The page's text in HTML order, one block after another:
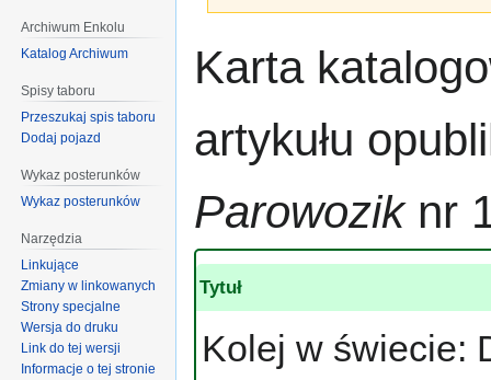
do
do
Karta
artykułu
Parowoziknr
Tytuł
Kolej w świecie:
Archiwum Enkolu
Katalog Archiwum
Spisy taboru
Przeszukaj spis taboru
Dodaj pojazd
Wykaz posterunków
Wykaz posterunków
Narzędzia
Linkujące
Zmiany w linkowanych
Strony specjalne
Wersja do druku
Link do tej wersji
Informacje o tej stronie